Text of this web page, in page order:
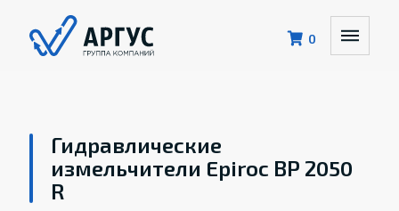
0
Гидравлические
измельчители Epiroc BP 2050
R